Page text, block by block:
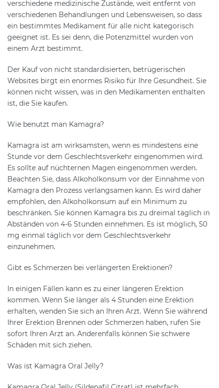
verschiedene medizinische Zustände, weit entfernt von
verschiedenen Behandlungen und Lebensweisen, so dass
ein bestimmtes Medikament für alle nicht kategorisch
geeignet ist. Es sei denn, die Potenzmittel wurden von
einem Arzt bestimmt.
Der Kauf von nicht standardisierten, betrügerischen
Websites birgt ein enormes Risiko für Ihre Gesundheit. Sie
können nicht wissen, was in den Medikamenten enthalten
ist, die Sie kaufen.
Wie benutzt man Kamagra?
Kamagra ist am wirksamsten, wenn es mindestens eine
Stunde vor dem Geschlechtsverkehr eingenommen wird.
Es sollte auf nüchternen Magen eingenommen werden.
Beachten Sie, dass Alkoholkonsum vor der Einnahme von
Kamagra den Prozess verlangsamen kann. Es wird daher
empfohlen, den Alkoholkonsum auf ein Minimum zu
beschränken. Sie können Kamagra bis zu dreimal täglich in
Abständen von 4-6 Stunden einnehmen. Es ist möglich, 50
mg einmal täglich vor dem Geschlechtsverkehr
einzunehmen.
Gibt es Schmerzen bei verlängerten Erektionen?
In einigen Fällen kann es zu einer längeren Erektion
kommen. Wenn Sie länger als 4 Stunden eine Erektion
erhalten, wenden Sie sich an Ihren Arzt. Wenn Sie während
Ihrer Erektion Brennen oder Schmerzen haben, rufen Sie
sofort Ihren Arzt an. Anderenfalls können Sie schwere
Schäden mit sich ziehen.
Was ist Kamagra Oral Jelly?